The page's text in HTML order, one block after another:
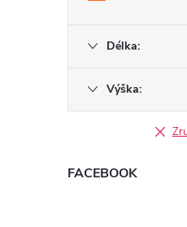
Délka:
Výška:
FACEBOOK